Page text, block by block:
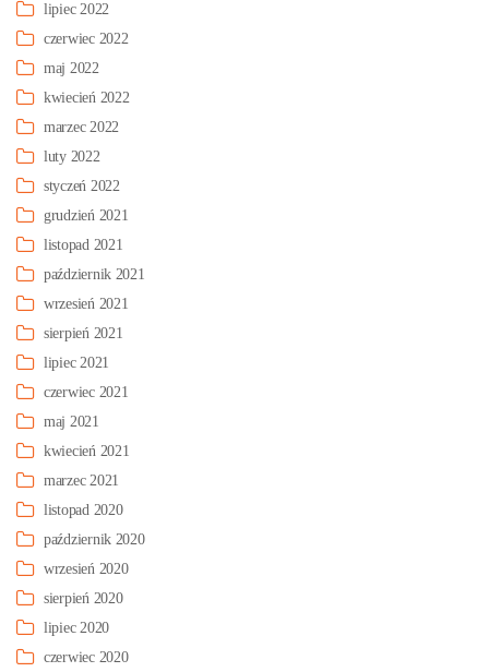
lipiec 2022
czerwiec 2022
maj 2022
kwiecień 2022
marzec 2022
luty 2022
styczeń 2022
grudzień 2021
listopad 2021
październik 2021
wrzesień 2021
sierpień 2021
lipiec 2021
czerwiec 2021
maj 2021
kwiecień 2021
marzec 2021
listopad 2020
październik 2020
wrzesień 2020
sierpień 2020
lipiec 2020
czerwiec 2020